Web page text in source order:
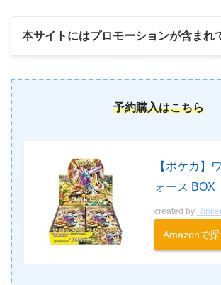
本サイトにはプロモーションが含まれ
予約購入はこちら
【ポケカ】
ォース BOX
created by
Amazonで探